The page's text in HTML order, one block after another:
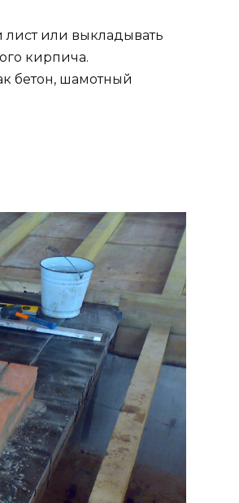
лист или выкладывать
кирпича.
бетон, шамотный